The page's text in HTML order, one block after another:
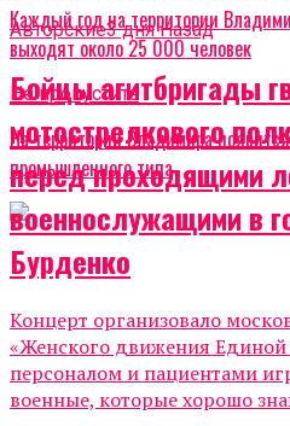
Каждый год на территории
выходят около 25 000 человек
Не пропустите
На территории Владимира
промышленного типа
Авторские3 дня Назад
Бойцы агитбригады
мотострелкового
перед проходящими
военнослужащими в
Бурденко
Концерт организовало
«Женского движения Единой
персоналом и пациентами
военные, которые хорошо